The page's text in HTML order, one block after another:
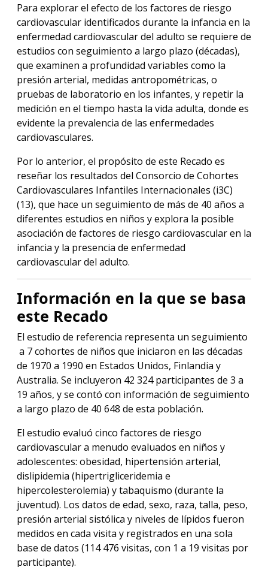
Para explorar el efecto de los factores de riesgo
cardiovascular identificados durante la infancia en la
enfermedad cardiovascular del adulto se requiere de
estudios con seguimiento a largo plazo (décadas),
que examinen a profundidad variables como la
presión arterial, medidas antropométricas, o
pruebas de laboratorio en los infantes, y repetir la
medición en el tiempo hasta la vida adulta, donde es
evidente la prevalencia de las enfermedades
cardiovasculares.
Por lo anterior, el propósito de este Recado es
reseñar los resultados del Consorcio de Cohortes
Cardiovasculares Infantiles Internacionales (i3C)
(13), que hace un seguimiento de más de 40 años a
diferentes estudios en niños y explora la posible
asociación de factores de riesgo cardiovascular en la
infancia y la presencia de enfermedad
cardiovascular del adulto.
Información en la que se basa
este Recado
El estudio de referencia representa un seguimiento
a 7 cohortes de niños que iniciaron en las décadas
de 1970 a 1990 en Estados Unidos, Finlandia y
Australia. Se incluyeron 42 324 participantes de 3 a
19 años, y se contó con información de seguimiento
a largo plazo de 40 648 de esta población.
El estudio evaluó cinco factores de riesgo
cardiovascular a menudo evaluados en niños y
adolescentes: obesidad, hipertensión arterial,
dislipidemia (hipertrigliceridemia e
hipercolesterolemia) y tabaquismo (durante la
juventud). Los datos de edad, sexo, raza, talla, peso,
presión arterial sistólica y niveles de lípidos fueron
medidos en cada visita y registrados en una sola
base de datos (114 476 visitas, con 1 a 19 visitas por
participante).